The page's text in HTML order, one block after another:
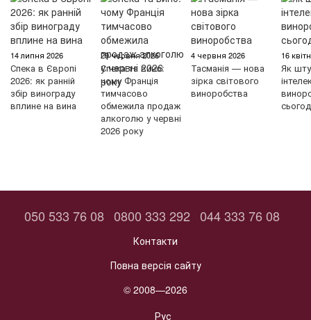
14 липня 2026
Спека в Європі
2026: як ранній
збір винограду
вплине на вина
29 червня 2026
Спека та вино:
чому Франція
тимчасово
обмежила продаж
алкоголю у червні
2026 року
4 червня 2026
Тасманія — нова
зірка світового
виноробства
16
Як
050 533 76 08 0800 333 292 044 333 76 08
Контакти
Повна версія сайту
© 2008—2026
Рус